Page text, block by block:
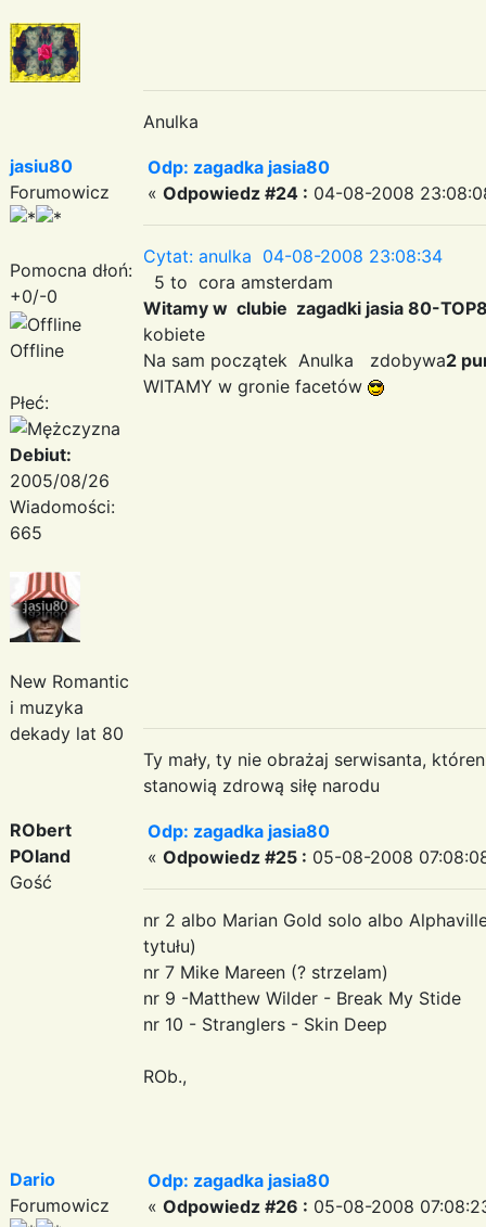
Anulka
jasiu80
Forumowicz
Pomocna dłoń:
+0/-0
Offline
Płeć:
Debiut:
2005/08/26
Wiadomości:
665
New Romantic
i muzyka
dekady lat 80
Odp: zagadka jasia80
« Odpowiedz #24 : 04-08-2008
Cytat: anulka 04-08-2008 23:08:34
5 to cora amsterdam
Witamy w clubie zagadki jasia 80-
kobiete
Na sam początek Anulka zdobywa2
WITAMY w gronie facetów
Ty mały, ty nie obrażaj serwisanta,
stanowią zdrową siłę narodu
RObert
POland
Gość
Odp: zagadka jasia80
« Odpowiedz #25 : 05-08-2008
nr 2 albo Marian Gold solo albo
tytułu)
nr 7 Mike Mareen (? strzelam)
nr 9 -Matthew Wilder - Break My Stide
nr 10 - Stranglers - Skin Deep
ROb.,
Dario
Forumowicz
Odp: zagadka jasia80
« Odpowiedz #26 : 05-08-2008